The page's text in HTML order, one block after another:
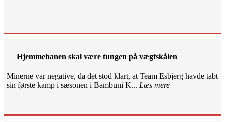
Hjemmebanen skal være tungen på vægtskålen
Minerne var negative, da det stod klart, at Team Esbjerg havde tabt
sin første kamp i sæsonen i Bambuni K... Læs mere